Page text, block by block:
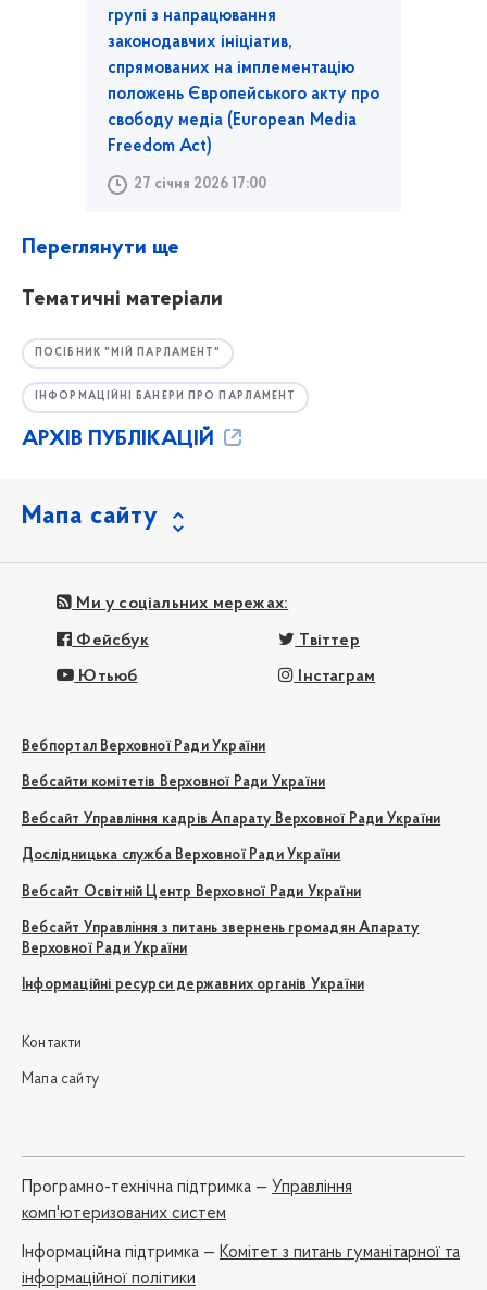
групі з напрацювання
законодавчих ініціатив,
спрямованих на імплементацію
положень Європейського акту про
свободу медіа (European Media
Freedom Act)
27 січня 2026 17:00
Переглянути ще
Тематичні матеріали
ПОСІБНИК "МІЙ ПАРЛАМЕНТ"
ІНФОРМАЦІЙНІ БАНЕРИ ПРО ПАРЛАМЕНТ
АРХІВ ПУБЛІКАЦІЙ
Мапа сайту
Ми у соціальних мережах:
Фейсбук Твіттер
Ютьюб Інстаграм
Вебпортал Верховної Ради України
Вебсайти комітетів Верховної Ради України
Вебсайт Управління кадрів Апарату Верховної Ради України
Дослідницька служба Верховної Ради України
Вебсайт Освітній Центр Верховної Ради України
Вебсайт Управління з питань звернень громадян Апарату
Верховної Ради України
Інформаційні ресурси державних органів України
Контакти
Мапа сайту
Програмно-технічна підтримка — Управління
комп'ютеризованих систем
Iнформаційна підтримка — Комітет з питань гуманітарної та
інформаційної політики